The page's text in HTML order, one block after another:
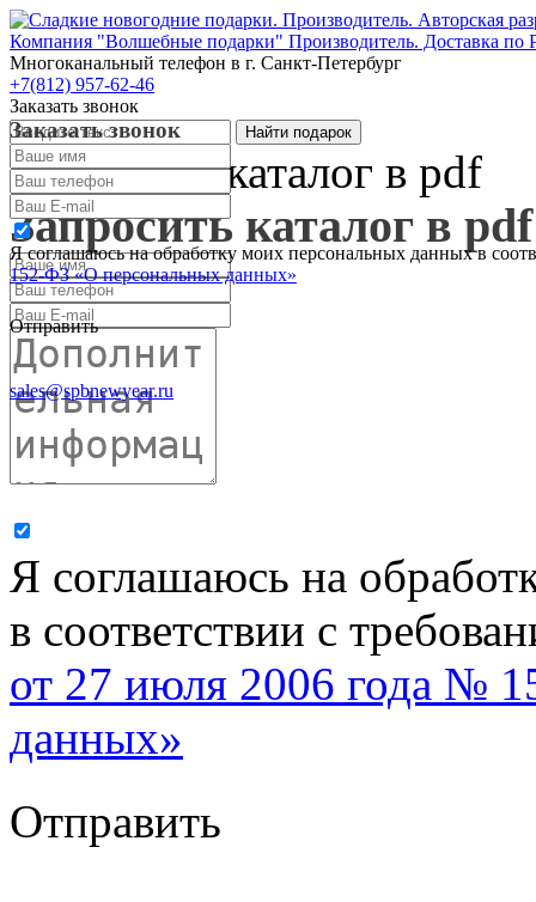
Компания "Волшебные подарки" Производитель. Доставка по
Многоканальный телефон в г. Санкт-Петербург
+7(812) 957-62-46
Заказать звонок
Заказать звонок
Я соглашаюсь на обработку моих персональных данных в
152-ФЗ «О персональных данных»
Отправить
sales@spbnewyear.ru
Запросить каталог в pdf
Запросить каталог в pdf
Я соглашаюсь на
в соответствии с
от 27 июля 2006 года №
данных»
Отправить